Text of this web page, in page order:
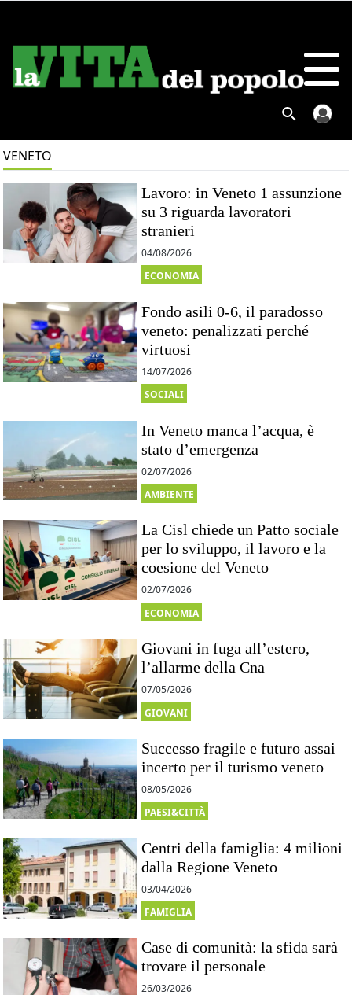
VENETO
Lavoro: in Veneto 1 assunzione
su 3 riguarda lavoratori
stranieri
04/08/2026
ECONOMIA
Fondo asili 0-6, il paradosso
veneto: penalizzati perché
virtuosi
14/07/2026
SOCIALI
In Veneto manca l’acqua, è
stato d’emergenza
02/07/2026
AMBIENTE
La Cisl chiede un Patto sociale
per lo sviluppo, il lavoro e la
coesione del Veneto
02/07/2026
ECONOMIA
Giovani in fuga all’estero,
l’allarme della Cna
07/05/2026
GIOVANI
Successo fragile e futuro assai
incerto per il turismo veneto
08/05/2026
PAESI&CITTÀ
Centri della famiglia: 4 milioni
dalla Regione Veneto
03/04/2026
FAMIGLIA
Case di comunità: la sfida sarà
trovare il personale
26/03/2026